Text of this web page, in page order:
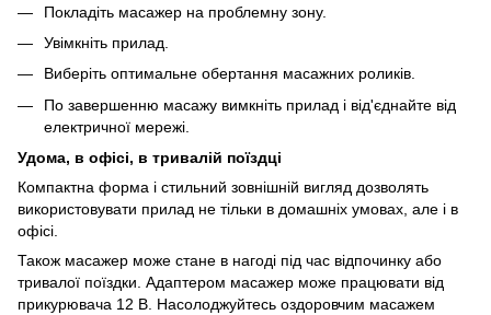
Покладіть масажер на проблемну зону.
Увімкніть прилад.
Виберіть оптимальне обертання масажних роликів.
По завершенню масажу вимкніть прилад і від'єднайте від
електричної мережі.
Удома, в офісі, в тривалій поїздці
Компактна форма і стильний зовнішній вигляд дозволять
використовувати прилад не тільки в домашніх умовах, але і в
офісі.
Також масажер може стане в нагоді під час відпочинку або
тривалої поїздки. Адаптером масажер може працювати від
прикурювача 12 В. Насолоджуйтесь оздоровчим масажем